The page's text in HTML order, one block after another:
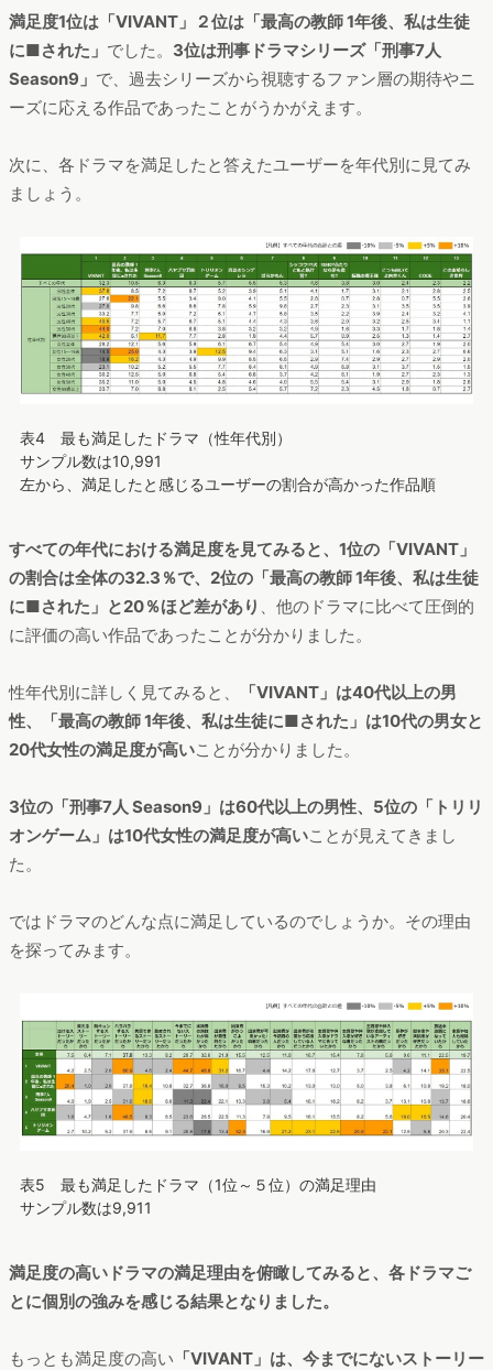
満足度1位は「VIVANT」２位は「最高の教師 1年後、私は生徒
に■された」 でした。 3位は刑事ドラマシリーズ「刑事7人
Season9」 で、過去シリーズから視聴するファン層の期待やニ
ーズに応える作品であったことがうかがえます。
次に、各ドラマを満足したと答えたユーザーを年代別に見てみ
ましょう。
表4 最も満足したドラマ（性年代別）
サンプル数は10,991
左から、満足したと感じるユーザーの割合が高かった作品順
すべての年代における満足度を見てみると、1位の「VIVANT」
の割合は全体の32.3％で、2位の「最高の教師 1年後、私は生徒
に■された」と20％ほど差があり 、他のドラマに比べて圧倒的
に評価の高い作品であったことが分かりました。
性年代別に詳しく見てみると、
「VIVANT」は40代以上の男
性、「最高の教師 1年後、私は生徒に■された」は10代の男女と
20代女性の満足度が高いことが分かりました。
3位の「刑事7人 Season9」は60代以上の男性、5位の「トリリ
オンゲーム」は10代女性の満足度が高いことが見えてきまし
た。
ではドラマのどんな点に満足しているのでしょうか。その理由
を探ってみます。
表5 最も満足したドラマ（1位～５位）の満足理由
サンプル数は9,911
満足度の高いドラマの満足理由を俯瞰してみると、各ドラマご
とに個別の強みを感じる結果となりました。
もっとも満足度の高い 「VIVANT」は、今までにないストーリー